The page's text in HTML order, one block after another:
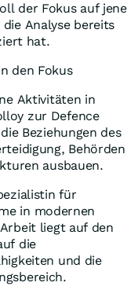
der Fokus auf jene
Analyse bereits
hat.
den Fokus
Aktivitäten in
zur Defence
Beziehungen des
Behörden
ausbauen.
für
in modernen
liegt auf den
die
und die